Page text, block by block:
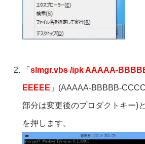
「 slmgr.vbs /ipk AAAAA-
EEEEE 」(AAAAA-BBBBB-
部分は変更後のプロダクトキー)
を押します。